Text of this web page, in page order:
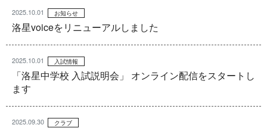
2025.10.01 お知らせ
洛星voiceをリニューアルしました
2025.10.01 入試情報
「洛星中学校 入試説明会」 オンライン配信をスタートし
ます
2025.09.30 クラブ